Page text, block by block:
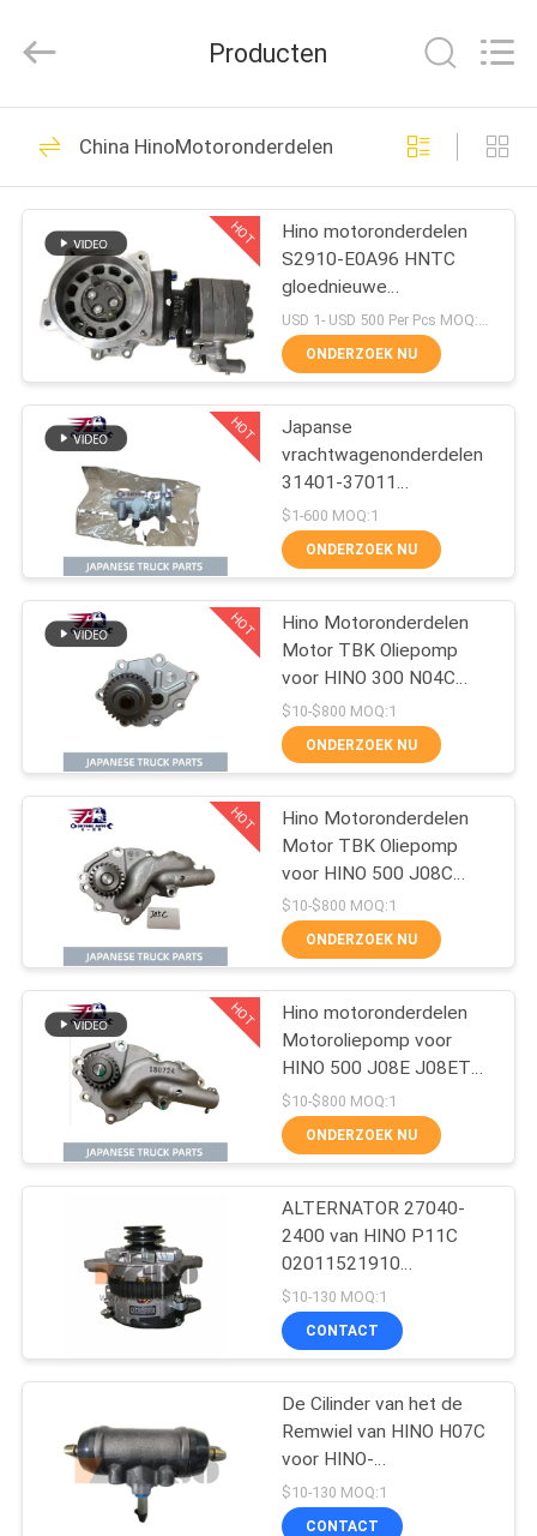
HUIS
PRODUCTEN
ONGEVEER
ONS
FABRIEKSREIS
KWALITEITSCONTROLE
CONTACTEER
ONS
NIEUWS
VERZOEK
OM EEN
CITAAT
SITEMAP
PRIVACY
POLICY
Reserved.
Japanse
vrachtwagendelen
190
Aftermarket
Vrachtwagendelen
58
Hino 700 Delen
Hino 500 Delen
188
hino 300 delen
77
Producten
China HinoMotoronderdelen
HOT
Hino motoronderdelen
S2910-E0A96 HNTC
gloednieuwe
luchtcompressorpomp
voor HINO 500 FC7J FG
FD7J J07E J05E
USD 1- USD 500 Per Pcs MOQ:1 STUKS
ONDERZOEK NU
HOT
Japanse
vrachtwagenonderdelen
31401-37011
Koppelingshoofdcilinder
voor HINO 300 N04C
$1-600 MOQ:1
ONDERZOEK NU
HOT
Hino Motoronderdelen
Motor TBK Oliepomp
voor HINO 300 N04C
N04CT DURTO DYNA
Truck OEM Nummer
L260-0050S
$10-$800 MOQ:1
ONDERZOEK NU
HOT
Hino Motoronderdelen
Motor TBK Oliepomp
voor HINO 500 J08C
J08CT Ranger Truck
OEM Nummer L260-
0080S
$10-$800 MOQ:1
ONDERZOEK NU
HOT
Hino motoronderdelen
Motoroliepomp voor
HINO 500 J08E J08ET
Ranger Truck OEM-
nummer 15110-2150
$10-$800 MOQ:1
ONDERZOEK NU
ALTERNATOR 27040-
2400 van HINO P11C
02011521910
Motoronderdelen van
Hino
$10-130 MOQ:1
CONTACT
De Cilinder van het de
Remwiel van HINO H07C
voor HINO-
Tractorvrachtwagen
$10-130 MOQ:1
CONTACT